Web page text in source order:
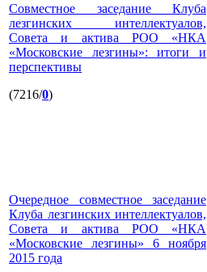
Совместное заседание Клуба
лезгинских интеллектуалов,
Совета и актива РОО «НКА
«Московские лезгины»: итоги и
перспективы
(7216/0)
Очередное совместное заседание
Клуба лезгинских интеллектуалов,
Совета и актива РОО «НКА
«Московские лезгины» 6 ноября
2015 года